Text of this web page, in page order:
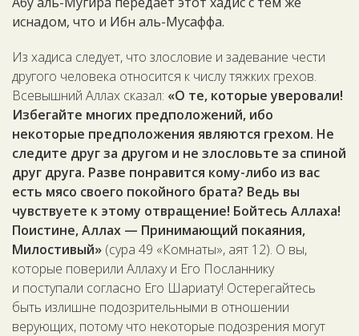
иснадом, что и Ибн аль-Мусаффа.
Из хадиса следует, что злословие и задевание чести
другого человека относится к числу тяжких грехов.
Всевышний Аллах сказал: «О те, которые уверовали!
Избегайте многих предположений, ибо
некоторые предположения являются грехом. Не
следите друг за другом и не злословьте за спиной
друг друга. Разве понравится кому-либо из вас
есть мясо своего покойного брата? Ведь вы
чувствуете к этому отвращение! Бойтесь Аллаха!
Поистине, Аллах — Принимающий покаяния,
Милостивый» (сура 49 «Комнаты», аят 12). О вы,
которые поверили Аллаху и Его Посланнику
и поступали согласно Его Шариату! Остерегайтесь
быть излишне подозрительными в отношении
верующих, потому что некоторые подозрения могут